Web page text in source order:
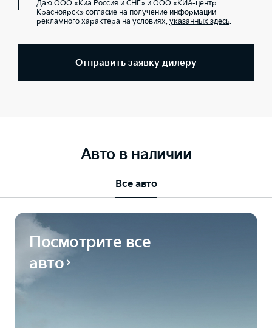
Даю ООО «Киа Россия и СНГ» и ООО «КИА-центр
Красноярск» согласие на получение информации
рекламного характера на условиях, указанных здесь.
Отправить заявку дилеру
Авто в наличии
Все авто
Посмотрите все
авто